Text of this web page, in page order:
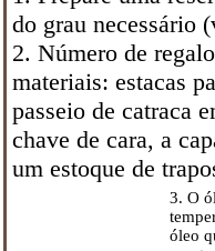
do grau necessário
2. Número de
materiais: estacas
passeio de catraca
chave de cara, a
um estoque de
3. O
óleo